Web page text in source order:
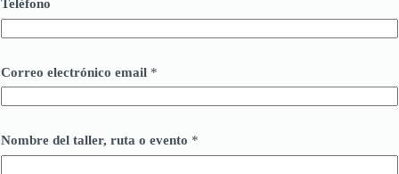
Teléfono
Correo electrónico email *
Nombre del taller, ruta o evento *